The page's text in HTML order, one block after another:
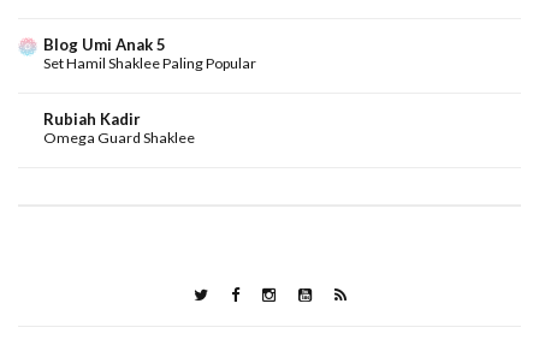
Blog Umi Anak 5
Set Hamil Shaklee Paling Popular
Rubiah Kadir
Omega Guard Shaklee